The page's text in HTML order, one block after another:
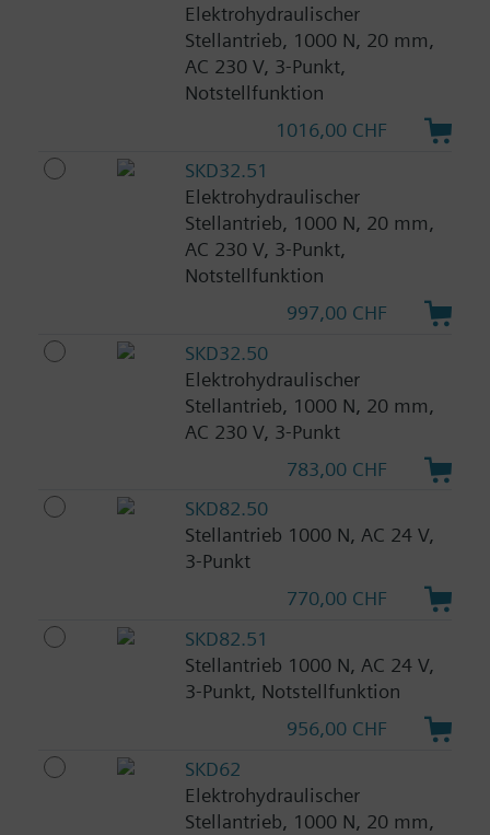
Elektrohydraulischer
Stellantrieb, 1000 N, 20 mm,
AC 230 V, 3-Punkt,
Notstellfunktion
1016,00 CHF
SKD32.51
Elektrohydraulischer
Stellantrieb, 1000 N, 20 mm,
AC 230 V, 3-Punkt,
Notstellfunktion
997,00 CHF
SKD32.50
Elektrohydraulischer
Stellantrieb, 1000 N, 20 mm,
AC 230 V, 3-Punkt
783,00 CHF
SKD82.50
Stellantrieb 1000 N, AC 24 V,
3-Punkt
770,00 CHF
SKD82.51
Stellantrieb 1000 N, AC 24 V,
3-Punkt, Notstellfunktion
956,00 CHF
SKD62
Elektrohydraulischer
Stellantrieb, 1000 N, 20 mm,